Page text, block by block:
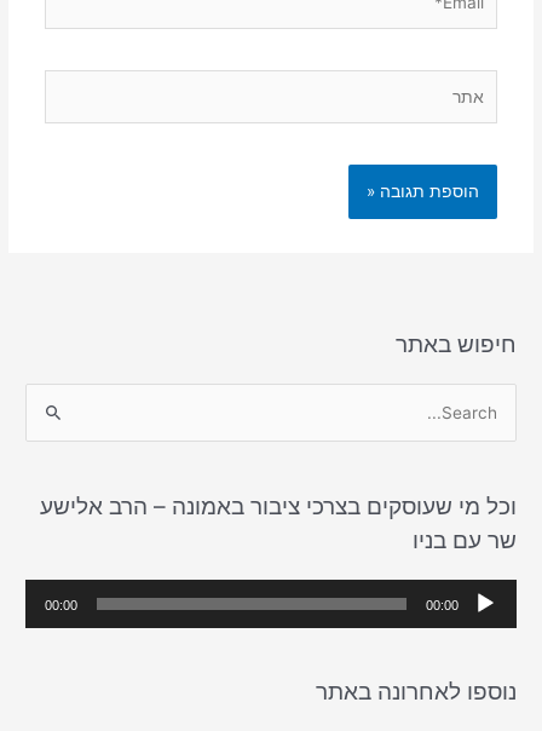
חיפוש באתר
r
c
h
וכל מי שעוסקים בצרכי ציבור באמונה – הרב אלישע
שר עם בניו
ג
א
00:00
00:00
נוספו לאחרונה באתר